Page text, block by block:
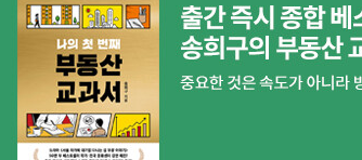
월, 그림책 첫 만남의 시간